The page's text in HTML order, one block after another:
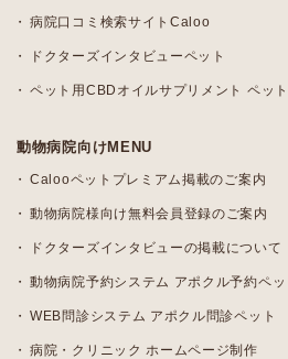
病院口コミ検索サイトCaloo
ドクターズインタビューペット
ペット用CBDオイルサプリメント ペッ
動物病院向けMENU
Calooペットプレミアム掲載のご案内
動物病院様向け無料会員登録のご案内
ドクターズインタビューの掲載について
動物病院予約システム アポクル予約ペッ
WEB問診システム アポクル問診ペット
病院・クリニック ホームページ制作